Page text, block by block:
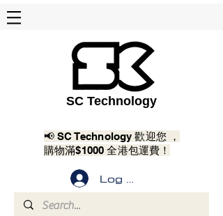
SC Technology
📢 SC Technology 歡迎您 ，
購物滿$1000 全港包運費！
Log In